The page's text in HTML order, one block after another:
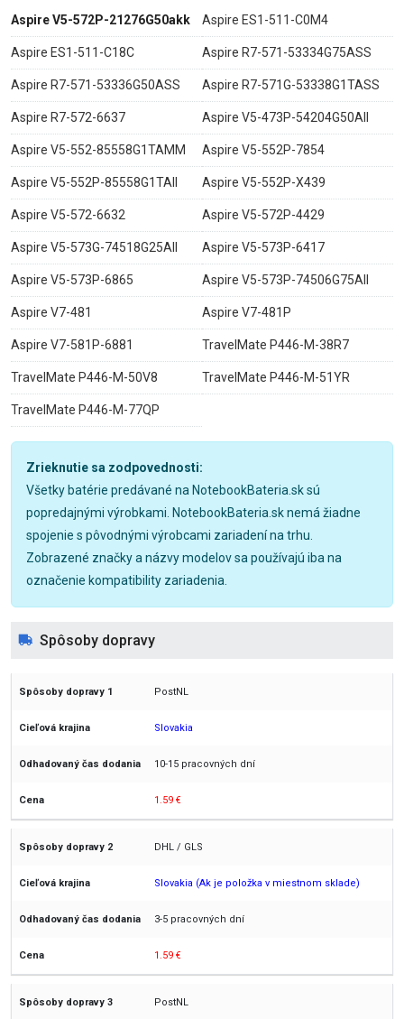
Aspire V5-572P-21276G50akk Aspire ES1-511-C0M4
Aspire ES1-511-C18C Aspire R7-571-53334G75ASS
Aspire R7-571-53336G50ASS Aspire R7-571G-53338G1TASS
Aspire R7-572-6637 Aspire V5-473P-54204G50AII
Aspire V5-552-85558G1TAMM Aspire V5-552P-7854
Aspire V5-552P-85558G1TAII Aspire V5-552P-X439
Aspire V5-572-6632 Aspire V5-572P-4429
Aspire V5-573G-74518G25AII Aspire V5-573P-6417
Aspire V5-573P-6865 Aspire V5-573P-74506G75AII
Aspire V7-481 Aspire V7-481P
Aspire V7-581P-6881 TravelMate P446-M-38R7
TravelMate P446-M-50V8 TravelMate P446-M-51YR
TravelMate P446-M-77QP
Zrieknutie sa zodpovednosti:
Všetky batérie predávané na NotebookBateria.sk sú
popredajnými výrobkami. NotebookBateria.sk nemá žiadne
spojenie s pôvodnými výrobcami zariadení na trhu.
Zobrazené značky a názvy modelov sa používajú iba na
označenie kompatibility zariadenia.
Spôsoby dopravy
PostNL
Slovakia
10-15 pracovných dní
1.59 €
DHL / GLS
Slovakia (Ak je položka v miestnom sklade)
3-5 pracovných dní
1.59 €
PostNL